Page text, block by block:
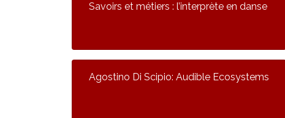
Savoirs et métiers : l’interprète en danse
Agostino Di Scipio: Audible Ecosystems